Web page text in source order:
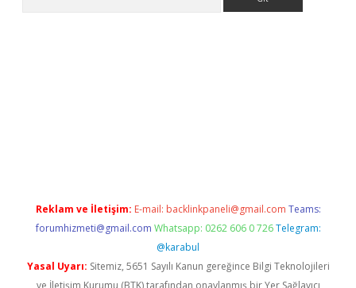
Reklam ve İletişim: E-mail: backlinkpaneli@gmail.com Teams:
forumhizmeti@gmail.com Whatsapp: 0262 606 0 726 Telegram:
@karabul
Yasal Uyarı: Sitemiz, 5651 Sayılı Kanun gereğince Bilgi Teknolojileri
ve İletişim Kurumu (BTK) tarafından onaylanmış bir Yer Sağlayıcı